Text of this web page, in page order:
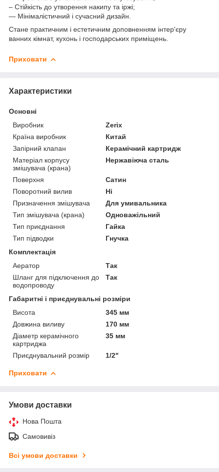
– Стійкість до утворення накипу та іржі;
— Мінімалістичний і сучасний дизайн.
Стане практичним і естетичним доповненням інтер'єру
ванних кімнат, кухонь і господарських приміщень.
Приховати
Характеристики
Основні
Виробник
Zerix
Країна виробник
Китай
Запірний клапан
Керамічний картридж
Матеріал корпусу
змішувача (крана)
Нержавіюча сталь
Поверхня
Сатин
Поворотний вилив
Ні
Призначення змішувача
Для умивальника
Тип змішувача (крана)
Одноважільний
Тип приєднання
Гайка
Тип підводки
Гнучка
Комплектація
Аератор
Так
Шланг для підключення до
водопроводу
Так
Габаритні і приєднувальні розміри
Висота
345 мм
Довжина виливу
170 мм
Діаметр керамічного
картриджа
35 мм
Приєднувальний розмір 1/2"
Приховати
Умови доставки
Нова Пошта
Самовивіз
Всі умови доставки